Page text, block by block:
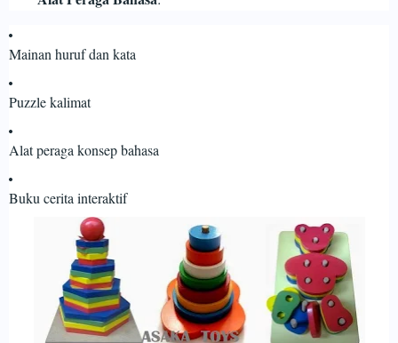
Mainan huruf dan kata
Puzzle kalimat
Alat peraga konsep bahasa
Buku cerita interaktif